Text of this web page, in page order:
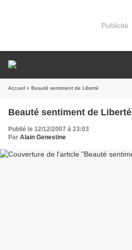
Publicité
Accueil » Beauté sentiment de Liberté
Beauté sentiment de Liberté
Publié le 12/12/2007 à 23:03
Par Alain Genestine